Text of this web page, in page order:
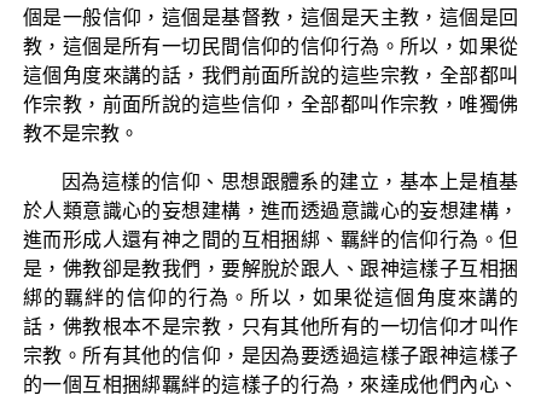
個是一般信仰，這個是基督教，這個是天主教，這個是回
教，這個是所有一切民間信仰的信仰行為。所以，如果從
這個角度來講的話，我們前面所說的這些宗教，全部都叫
作宗教，前面所說的這些信仰，全部都叫作宗教，唯獨佛
教不是宗教。
因為這樣的信仰、思想跟體系的建立，基本上是植基
於人類意識心的妄想建構，進而透過意識心的妄想建構，
進而形成人還有神之間的互相捆綁、羈絆的信仰行為。但
是，佛教卻是教我們，要解脫於跟人、跟神這樣子互相捆
綁的羈絆的信仰的行為。所以，如果從這個角度來講的
話，佛教根本不是宗教，只有其他所有的一切信仰才叫作
宗教。所有其他的信仰，是因為要透過這樣子跟神這樣子
的一個互相捆綁羈絆的這樣子的行為，來達成他們內心、